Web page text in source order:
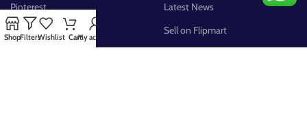
Pinterest
FB Group
Latest News
Sell on Flipmart
ShopFiltersWishlist CartMy account